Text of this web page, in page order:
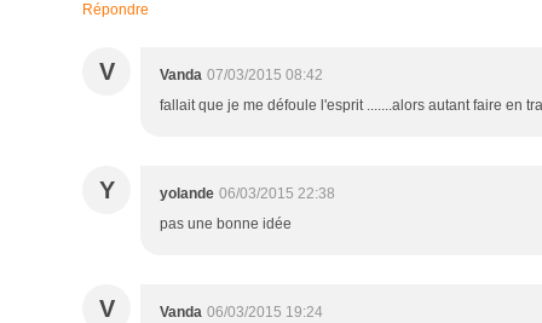
Répondre
V Vanda 07/03/2015 08:42
fallait que je me défoule l'esprit .......alors autant faire en
Y yolande 06/03/2015 22:38
pas une bonne idée
V Vanda 06/03/2015 19:24